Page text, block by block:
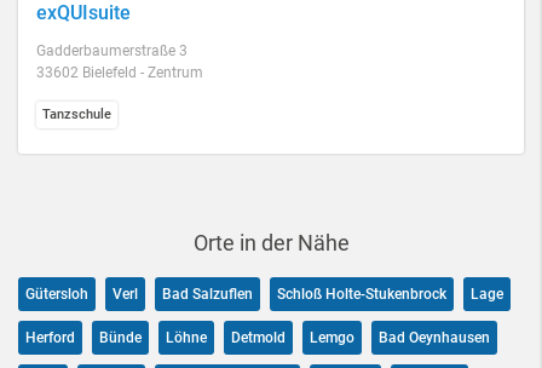
exQUIsuite
Gadderbaumerstraße 3
33602 Bielefeld - Zentrum
Tanzschule
Orte in der Nähe
Gütersloh Verl Bad Salzuflen Schloß Holte-Stukenbrock Lage
Herford Bünde Löhne Detmold Lemgo Bad Oeynhausen